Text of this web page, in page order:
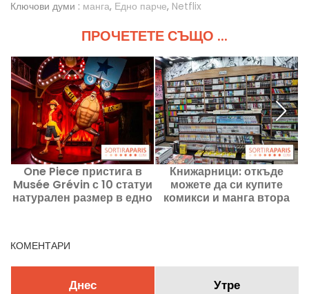
Ключови думи : манга, Едно парче, Netflix
ПРОЧЕТЕТЕ СЪЩО ...
One Piece пристига в
Musée Grévin с 10 статуи
натурален размер в едно
Книжарници: откъде
можете да си купите
комикси и манга втора
КОМЕНТАРИ
Днес Утре